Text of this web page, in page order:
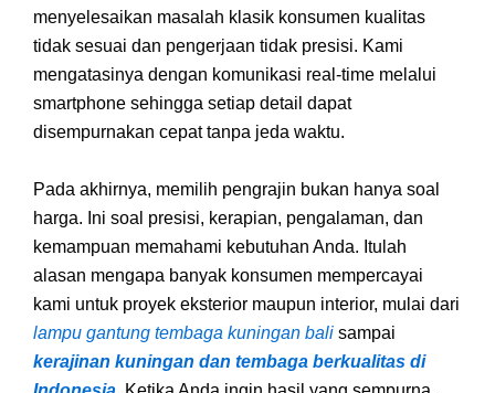
menyelesaikan masalah klasik konsumen kualitas
tidak sesuai dan pengerjaan tidak presisi. Kami
mengatasinya dengan komunikasi real-time melalui
smartphone sehingga setiap detail dapat
disempurnakan cepat tanpa jeda waktu.
Pada akhirnya, memilih pengrajin bukan hanya soal
harga. Ini soal presisi, kerapian, pengalaman, dan
kemampuan memahami kebutuhan Anda. Itulah
alasan mengapa banyak konsumen mempercayai
kami untuk proyek eksterior maupun interior, mulai dari
lampu gantung tembaga kuningan bali sampai
kerajinan kuningan dan tembaga berkualitas di